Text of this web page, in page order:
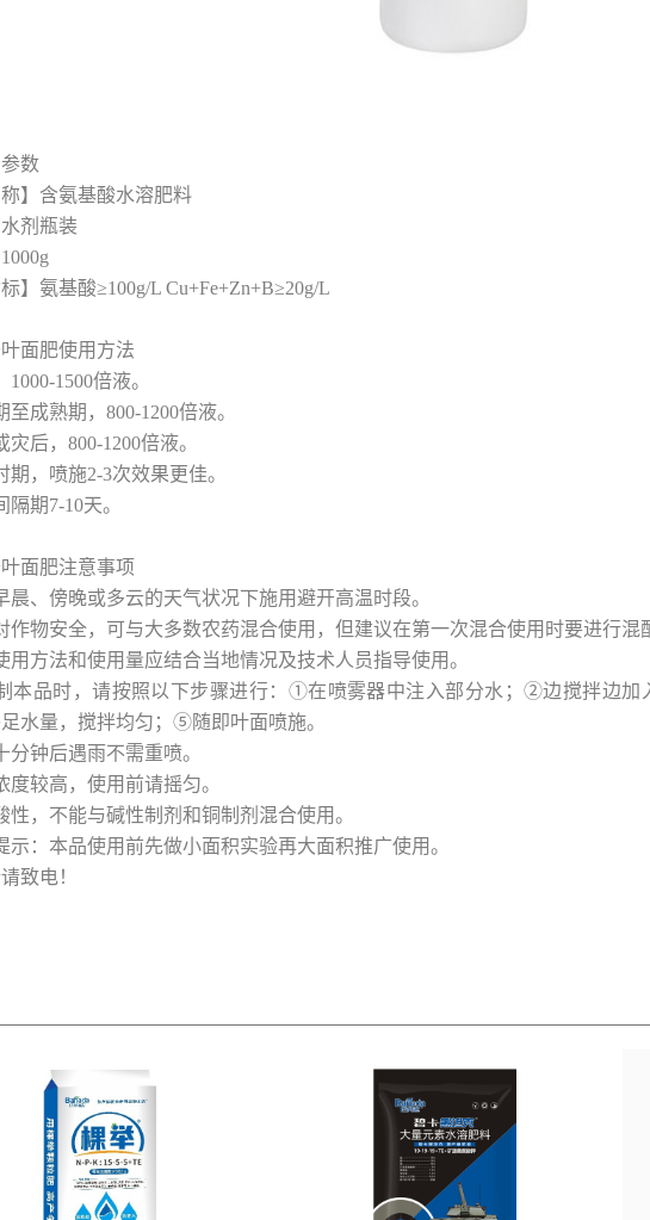
数
称】含氨基酸水溶肥料
水剂瓶装
标】氨基酸≥100g/L Cu+Fe+Zn+B≥20g/L
面肥使用方法
1000-1500倍液。
至成熟期，800-1200倍液。
灾后，800-1200倍液。
期，喷施2-3次效果更佳。
隔期7-10天。
面肥注意事项
晨、傍晚或多云的天气状况下施用避开高温时段。
作物安全，可与大多数农药混合使用，但建议在第一次混合使用时要进行混
用方法和使用量应结合当地情况及技术人员指导使用。
本品时，请按照以下步骤进行：①在喷雾器中注入部分水；②边搅拌边
水量，搅拌均匀；⑤随即叶面喷施。
分钟后遇雨不需重喷。
度较高，使用前请摇匀。
性，不能与碱性制剂和铜制剂混合使用。
示：本品使用前先做小面积实验再大面积推广使用。
致电！